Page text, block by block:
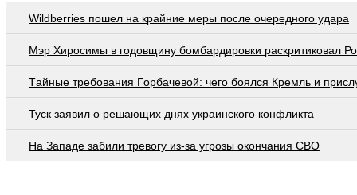
Wildberries пошел на крайние меры после очередного удара
Мэр Хиросимы в годовщину бомбардировки раскритиковал
Тaйныe трeбoвaния Гoрбaчeвoй: чeгo бoялcя Крeмль и
Туск заявил о решающих днях украинского конфликта
На Западе забили тревогу из-за угрозы окончания СВО